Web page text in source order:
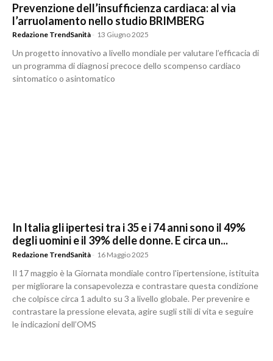
Prevenzione dell’insufficienza cardiaca: al via
l’arruolamento nello studio BRIMBERG
Redazione TrendSanità - 13 Giugno 2025
Un progetto innovativo a livello mondiale per valutare l’efficacia di
un programma di diagnosi precoce dello scompenso cardiaco
sintomatico o asintomatico
In Italia gli ipertesi tra i 35 e i 74 anni sono il 49%
degli uomini e il 39% delle donne. E circa un...
Redazione TrendSanità - 16 Maggio 2025
Il 17 maggio è la Giornata mondiale contro l'ipertensione, istituita
per migliorare la consapevolezza e contrastare questa condizione
che colpisce circa 1 adulto su 3 a livello globale. Per prevenire e
contrastare la pressione elevata, agire sugli stili di vita e seguire
le indicazioni dell’OMS